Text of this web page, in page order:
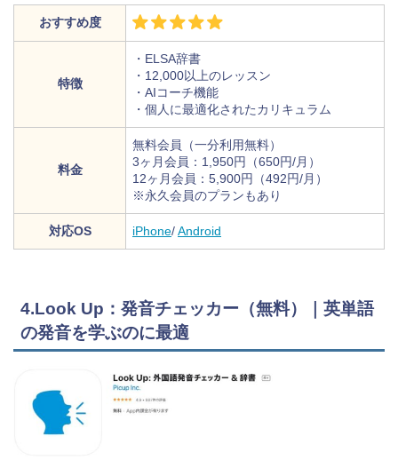
おすすめ度
特徴
・ELSA辞書
・12,000以上のレッスン
・AIコーチ機能
・個人に最適化されたカリキュラム
料金
無料会員（一分利用無料）
3ヶ月会員：1,950円（650円/月）
12ヶ月会員：5,900円（492円/月）
※永久会員のプランもあり
対応OS iPhone/Android
4.Look Up：発音チェッカー（無料）｜英単語
の発音を学ぶのに最適